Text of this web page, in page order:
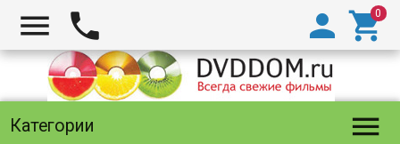
  

Категории 